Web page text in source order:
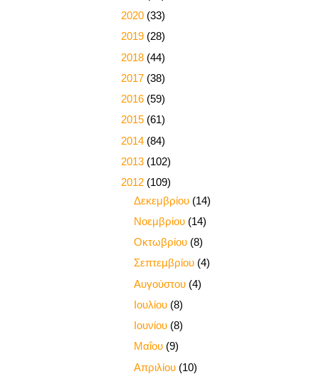
2020 (33)
2019 (28)
2018 (44)
2017 (38)
2016 (59)
2015 (61)
2014 (84)
2013 (102)
2012 (109)
Δεκεμβρίου (14)
Νοεμβρίου (14)
Οκτωβρίου (8)
Σεπτεμβρίου (4)
Αυγούστου (4)
Ιουλίου (8)
Ιουνίου (8)
Μαΐου (9)
Απριλίου (10)